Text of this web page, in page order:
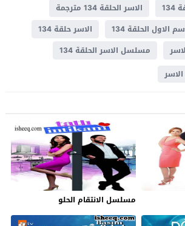
الاسر الحلقة 134 مترجمة
الاول الحلقة 134
الاسر حلقة 134
مسلسل الاسر الحلقة 134
مسلسل الانتقام الحلو